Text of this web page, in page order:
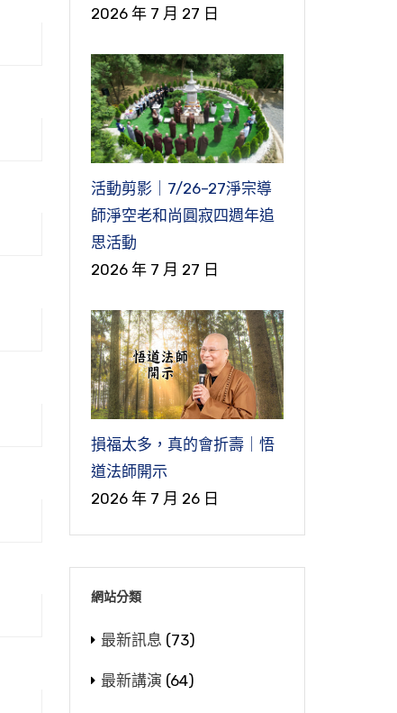
2026 年 7 月 27 日
活動剪影｜7/26–27淨宗導
師淨空老和尚圓寂四週年追
思活動
2026 年 7 月 27 日
損福太多，真的會折壽｜悟
道法師開示
2026 年 7 月 26 日
網站分類
最新訊息 (73)
最新講演 (64)